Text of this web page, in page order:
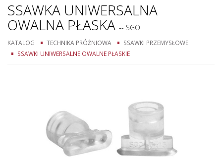
SSAWKA UNIWERSALNA
OWALNA PŁASKA -- SGO
KATALOG TECHNIKA PRÓŻNIOWA
SSAWKI PRZEMYSŁOWE
SSAWKI UNIWERSALNE OWALNE PŁASKIE